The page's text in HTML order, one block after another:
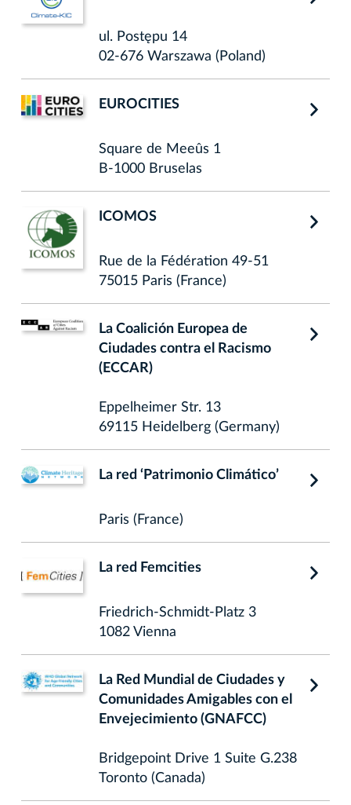
ul. Postępu 14
02-676 Warszawa (Poland)
EUROCITIES
Square de Meeûs 1
B-1000 Bruselas
ICOMOS
Rue de la Fédération 49-51
75015 Paris (France)
La Coalición Europea de
Ciudades contra el Racismo
(ECCAR)
Eppelheimer Str. 13
69115 Heidelberg (Germany)
La red ‘Patrimonio Climático’
Paris (France)
La red Femcities
Friedrich-Schmidt-Platz 3
1082 Vienna
La Red Mundial de Ciudades y
Comunidades Amigables con el
Envejecimiento (GNAFCC)
Bridgepoint Drive 1 Suite G.238
Toronto (Canada)